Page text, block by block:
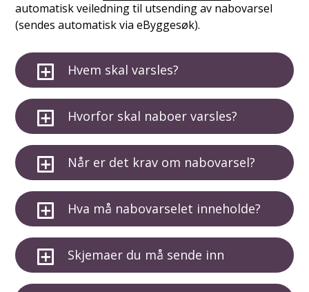
automatisk veiledning til utsending av nabovarsel
(sendes automatisk via eByggesøk).
Hvem skal varsles?
Hvorfor skal naboer varsles?
Når er det krav om nabovarsel?
Hva må nabovarselet inneholde?
Skjemaer du må sende inn